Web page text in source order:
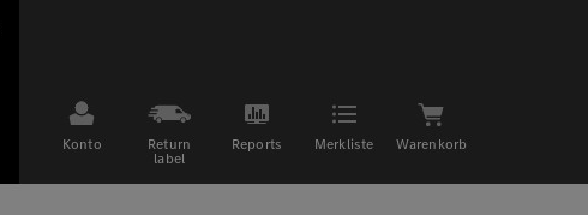
Konto Return
label
Reports Merkliste Warenkorb